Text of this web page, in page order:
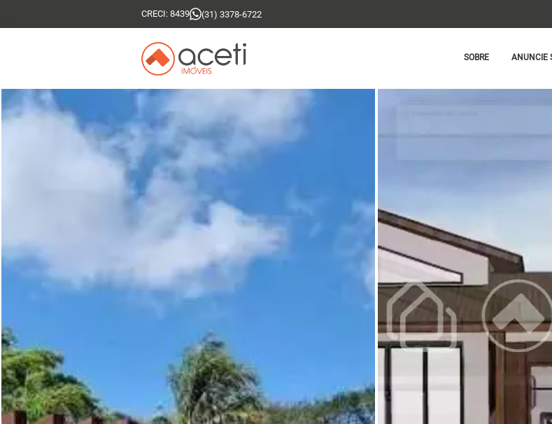
CRECI: 8439 (31) 3378-6722
SOBRE ANUNCIE